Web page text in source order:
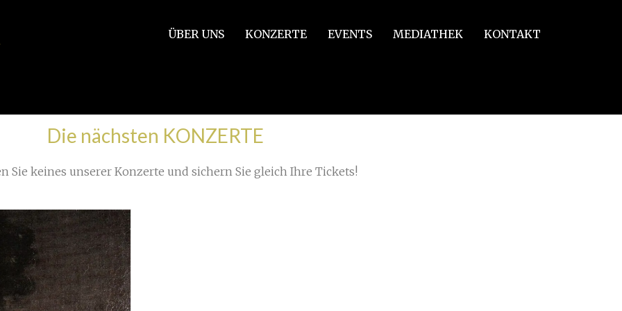
ÜBER UNS KONZERTE EVENTS MEDIATHEK KONTAKT
Die nächsten KONZERTE
Sie keines unserer Konzerte und sichern Sie gleich Ihre Tickets!